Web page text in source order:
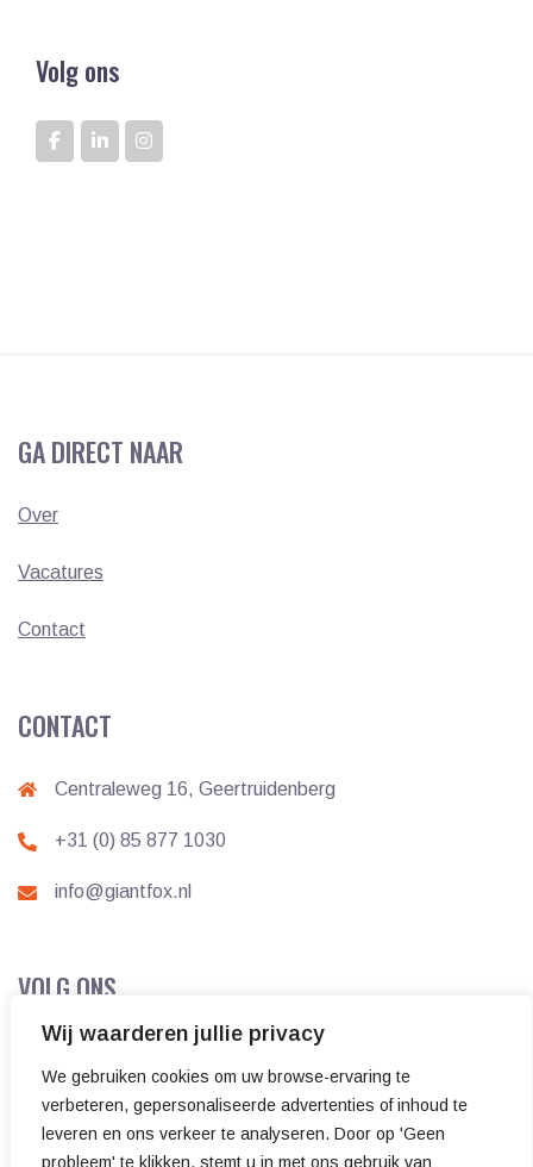
Wij waarderen jullie privacy
We gebruiken cookies om uw browse-ervaring te
verbeteren, gepersonaliseerde advertenties of inhoud te
leveren en ons verkeer te analyseren. Door op 'Geen
probleem' te klikken, stemt u in met ons gebruik van
Volg ons
GA DIRECT NAAR
Over
Vacatures
Contact
CONTACT
Centraleweg 16, Geertruidenberg
+31 (0) 85 877 1030
info@giantfox.nl
VOLG ONS